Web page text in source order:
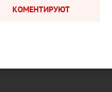
КОМЕНТИРУЮТ